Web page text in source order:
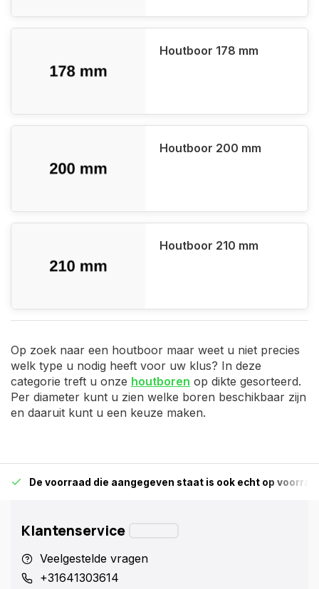
Houtboor 178 mm
Houtboor 200 mm
Houtboor 210 mm
Op zoek naar een houtboor maar weet u niet precies
welk type u nodig heeft voor uw klus? In deze
categorie treft u onze houtboren op dikte gesorteerd.
Per diameter kunt u zien welke boren beschikbaar zijn
en daaruit kunt u een keuze maken.
De voorraad die aangegeven staat is ook echt op
Klantenservice
Veelgestelde vragen
+31641303614